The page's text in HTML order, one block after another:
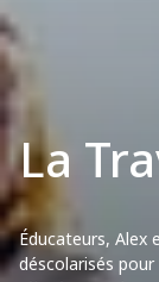
La
Éducateurs, Alex
déscolarisés